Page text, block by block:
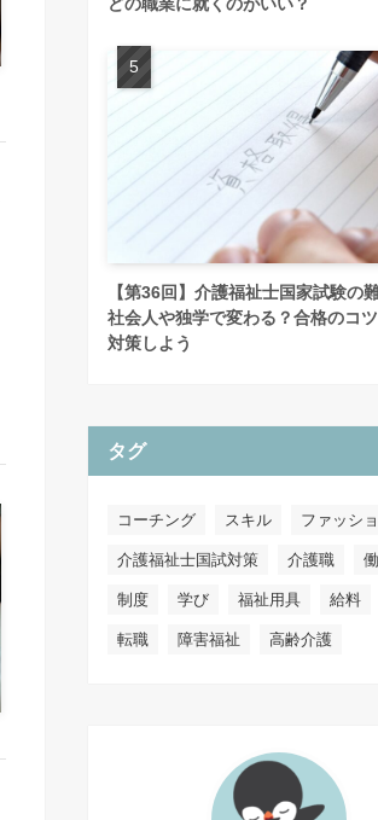
【第36回】介護福祉士国家試験の
社会人や独学で変わる？合格のコ
対策しよう
タグ
コーチング スキル ファッシ
介護福祉士国試対策 介護職
制度 学び 福祉用具 給料
転職 障害福祉 高齢介護